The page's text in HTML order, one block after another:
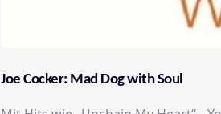
Joe Cocker: Mad Dog with Soul